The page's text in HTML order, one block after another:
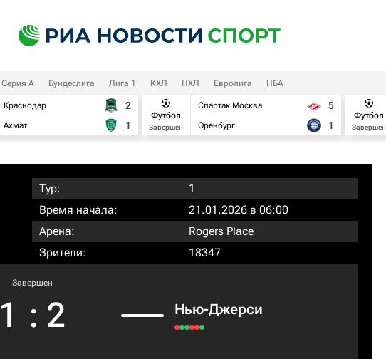
Серия А Бундеслига Лига 1 КХЛ НХЛ Евролига НБА
Краснодар
Ахмат
2
1
Футбол
Завершен
Спартак Москва
Оренбург
5
1
Футбол
Завершен
Тур:
1
Время начала:
21.01.2026 в 06:00
Арена:
Rogers Place
Зрители:
18347
Завершен
1 : 2 Нью-Джерси